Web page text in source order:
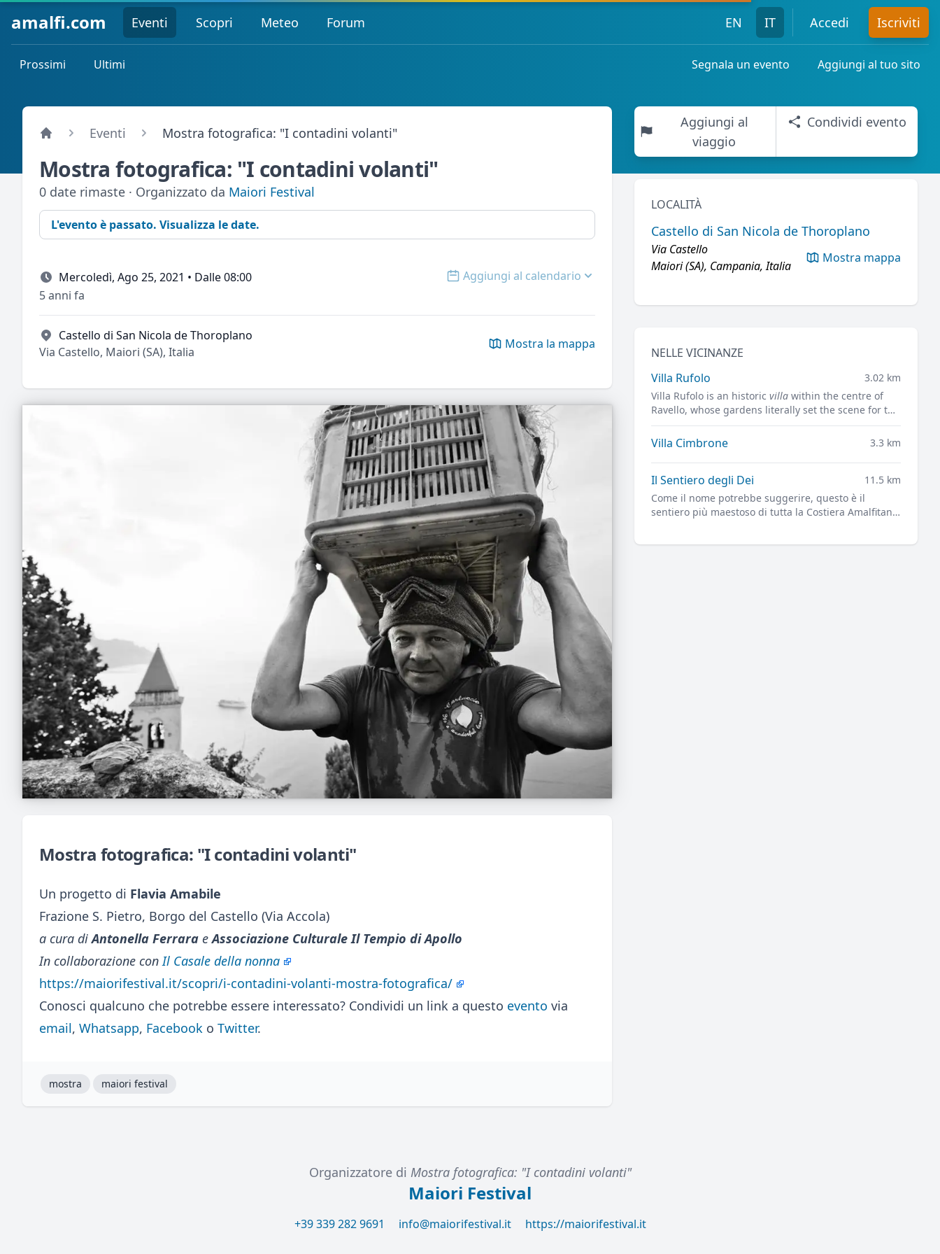
amalfi.com Eventi Scopri Meteo Forum EN IT Accedi Iscriviti
Prossimi Ultimi Segnala un evento Aggiungi al tuo sito
Eventi Mostra fotografica: "I contadini volanti"
Mostra fotografica: "I contadini volanti"
0 date rimaste · Organizzato da Maiori Festival
L'evento è passato. Visualizza le date.
Mercoledì, Ago 25, 2021 • Dalle 08:00 Open options
Aggiungi al calendario
5 anni fa
Castello di San Nicola de Thoroplano
Via Castello, Maiori (SA), Italia
Mostra la mappa
Mostra fotografica: "I contadini volanti"
Un progetto di Flavia Amabile
Frazione S. Pietro, Borgo del Castello (Via Accola)
a cura diAntonella Ferrara eAssociazione Culturale Il Tempio di Apollo
In collaborazione conIl Casale della nonna
https://maiorifestival.it/scopri/i-contadini-volanti-mostra-fotografica/
Conosci qualcuno che potrebbe essere interessato? Condividi un link a questo evento via
email, Whatsapp, Facebook o Twitter.
mostra maiori festival
Aggiungi al
viaggio
Condividi evento
LOCALITÀ
Castello di San Nicola de Thoroplano
Via Castello
Maiori (SA), Campania, Italia
Mostra mappa
NELLE VICINANZE
Villa Rufolo
3.02 km
Villa Rufolo is an historic villawithin the centre of
Ravello, whose gardens literally set the scene for the
famous open-air Ravello Festival concerts
overlooking the Mediterranean.
Villa Cimbrone 3.3 km
Il Sentiero degli Dei
11.5 km
Come il nome potrebbe suggerire, questo è il
sentiero più maestoso di tutta la Costiera Amalfitana,
Organizzatore di Mostra fotografica: "I contadini volanti"
Maiori Festival
+39 339 282 9691 info@maiorifestival.it https://maiorifestival.it